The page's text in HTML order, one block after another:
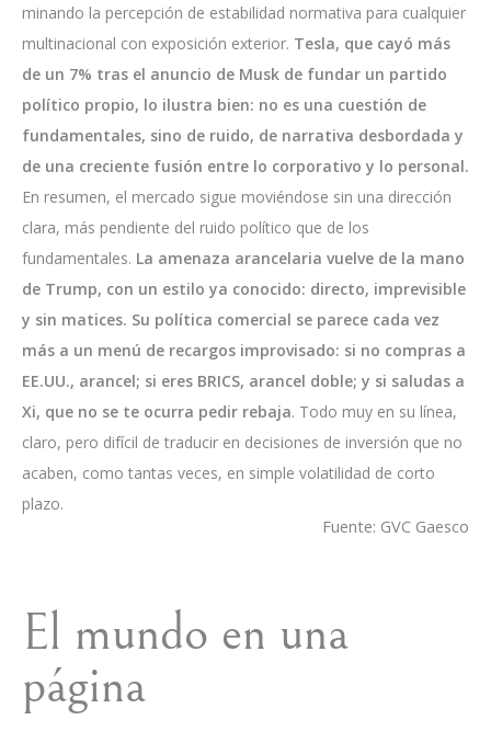
minando la percepción de estabilidad normativa para cualquier
multinacional con exposición exterior. Tesla, que cayó más
de un 7% tras el anuncio de Musk de fundar un partido
político propio, lo ilustra bien: no es una cuestión de
fundamentales, sino de ruido, de narrativa desbordada y
de una creciente fusión entre lo corporativo y lo personal.
En resumen, el mercado sigue moviéndose sin una dirección
clara, más pendiente del ruido político que de los
fundamentales. La amenaza arancelaria vuelve de la mano
de Trump, con un estilo ya conocido: directo, imprevisible
y sin matices. Su política comercial se parece cada vez
más a un menú de recargos improvisado: si no compras a
EE.UU., arancel; si eres BRICS, arancel doble; y si saludas a
Xi, que no se te ocurra pedir rebaja. Todo muy en su línea,
claro, pero difícil de traducir en decisiones de inversión que no
acaben, como tantas veces, en simple volatilidad de corto
plazo.
Fuente: GVC Gaesco
El mundo en una
página